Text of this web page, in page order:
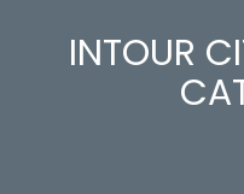
INTOUR